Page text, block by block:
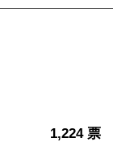
1,224 票